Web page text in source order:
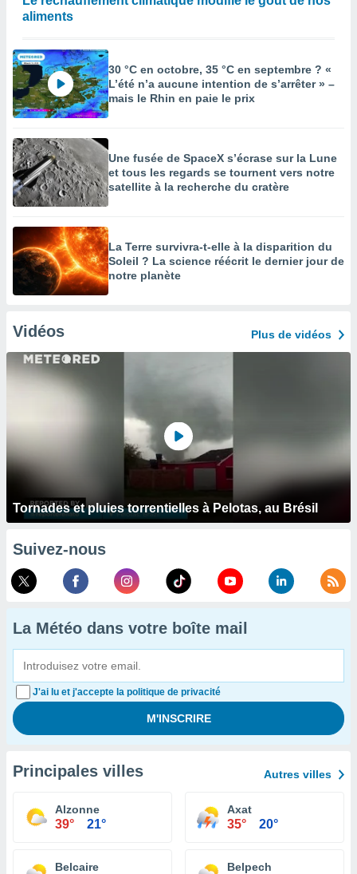
aliments
30 °C en octobre, 35 °C en septembre ? «
L’été n’a aucune intention de s’arrêter » –
mais le Rhin en paie le prix
Une fusée de SpaceX s’écrase sur la Lune
et tous les regards se tournent vers notre
satellite à la recherche du cratère
La Terre survivra-t-elle à la disparition du
Soleil ? La science réécrit le dernier jour de
notre planète
Vidéos Plus de vidéos
Tornades et pluies torrentielles à Pelotas, au Brésil
Suivez-nous
La Météo dans votre boîte mail
J'ai lu et j'accepte la politique de privacité
Principales villes Autres villes
Alzonne
39° 21°
Axat
35° 20°
Belcaire Belpech